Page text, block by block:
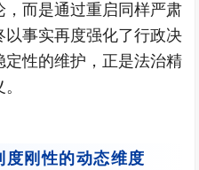
而是通过重启同样严肃
事实再度强化了行政决
性的维护，正是法治精
度刚性的动态维度